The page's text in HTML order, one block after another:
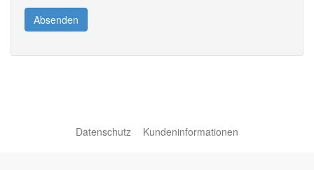
Absenden
Datenschutz Kundeninformationen